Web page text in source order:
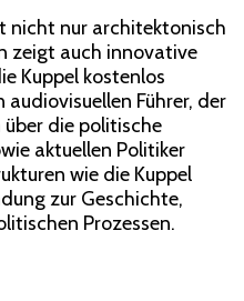
nicht nur architektonisch
zeigt auch innovative
Kuppel kostenlos
Führer, der
die politische
aktuellen Politiker
wie die Kuppel
zur Geschichte,
Prozessen.